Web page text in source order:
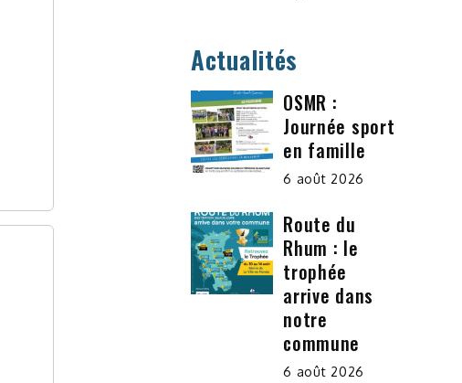
Actualités
OSMR :
Journée sport
en famille
6 août 2026
Route du
Rhum : le
trophée
arrive dans
notre
commune
6 août 2026